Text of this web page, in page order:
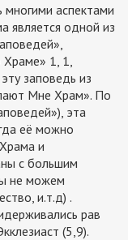
многими аспектами
является одной из
1, 1,
заповедь из
Мне Храм». По
эта
её можно
и
с большим
не можем
и.т.д) .
рав
(5,9).